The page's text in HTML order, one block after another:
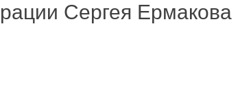
Сергея Ермакова